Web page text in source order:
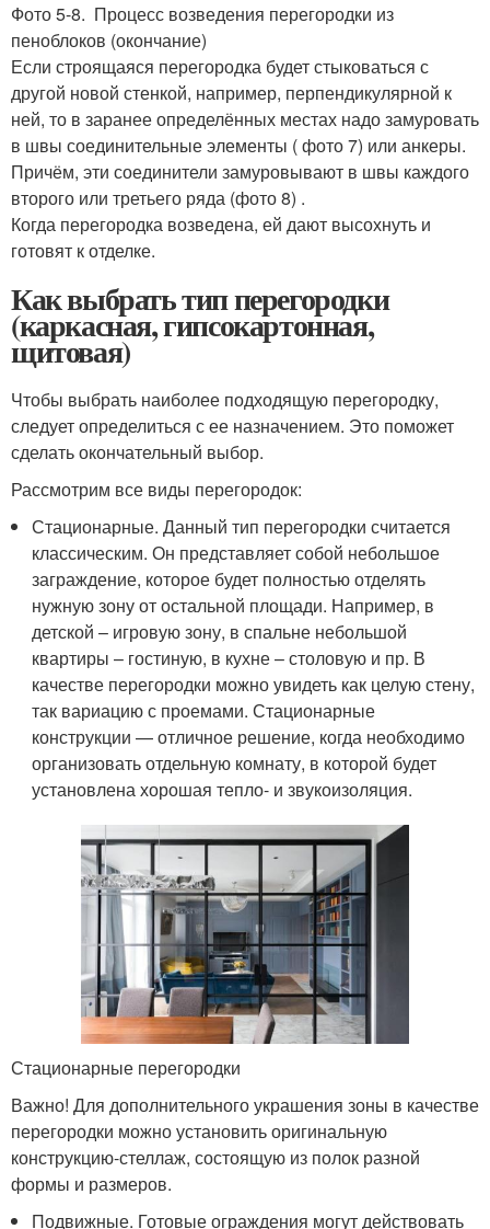
Фото 5-8. Процесс возведения перегородки из
пеноблоков (окончание)
Если строящаяся перегородка будет стыковаться с
другой новой стенкой, например, перпендикулярной к
ней, то в заранее определённых местах надо замуровать
в швы соединительные элементы ( фото 7) или анкеры.
Причём, эти соединители замуровывают в швы каждого
второго или третьего ряда (фото 8) .
Когда перегородка возведена, ей дают высохнуть и
готовят к отделке.
Как выбрать тип перегородки
(каркасная, гипсокартонная,
щитовая)
Чтобы выбрать наиболее подходящую перегородку,
следует определиться с ее назначением. Это поможет
сделать окончательный выбор.
Рассмотрим все виды перегородок:
Стационарные. Данный тип перегородки считается
классическим. Он представляет собой небольшое
заграждение, которое будет полностью отделять
нужную зону от остальной площади. Например, в
детской – игровую зону, в спальне небольшой
квартиры – гостиную, в кухне – столовую и пр. В
качестве перегородки можно увидеть как целую стену,
так вариацию с проемами. Стационарные
конструкции — отличное решение, когда необходимо
организовать отдельную комнату, в которой будет
установлена хорошая тепло- и звукоизоляция.
Стационарные перегородки
Важно! Для дополнительного украшения зоны в качестве
перегородки можно установить оригинальную
конструкцию-стеллаж, состоящую из полок разной
формы и размеров.
Подвижные. Готовые ограждения могут действовать